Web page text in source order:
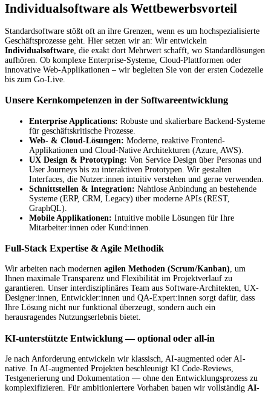
Individualsoftware als Wettbewerbsvorteil
Standardsoftware stößt oft an ihre Grenzen, wenn es um hochspezialisierte
Geschäftsprozesse geht. Hier setzen wir an: Wir entwickeln
Individualsoftware , die exakt dort Mehrwert schafft, wo Standardlösungen
aufhören. Ob komplexe Enterprise-Systeme, Cloud-Plattformen oder
innovative Web-Applikationen – wir begleiten Sie von der ersten Codezeile
bis zum Go-Live.
Unsere Kernkompetenzen in der Softwareentwicklung
Enterprise Applications: Robuste und skalierbare Backend-Systeme
für geschäftskritische Prozesse.
Web- & Cloud-Lösungen: Moderne, reaktive Frontend-
Applikationen und Cloud-Native Architekturen (Azure, AWS).
UX Design & Prototyping: Von Service Design über Personas und
User Journeys bis zu interaktiven Prototypen. Wir gestalten
Interfaces, die Nutzer:innen intuitiv verstehen und gerne verwenden.
Schnittstellen & Integration: Nahtlose Anbindung an bestehende
Systeme (ERP, CRM, Legacy) über moderne APIs (REST,
GraphQL).
Mobile Applikationen: Intuitive mobile Lösungen für Ihre
Mitarbeiter:innen oder Kund:innen.
Full-Stack Expertise & Agile Methodik
Wir arbeiten nach modernen agilen Methoden (Scrum/Kanban), um
Ihnen maximale Transparenz und Flexibilität im Projektverlauf zu
garantieren. Unser interdisziplinäres Team aus Software-Architekten, UX-
Designer:innen, Entwickler:innen und QA-Expert:innen sorgt dafür, dass
Ihre Lösung nicht nur funktional überzeugt, sondern auch ein
herausragendes Nutzungserlebnis bietet.
KI-unterstützte Entwicklung — optional oder all-in
Je nach Anforderung entwickeln wir klassisch, AI-augmented oder AI-
native. In AI-augmented Projekten beschleunigt KI Code-Reviews,
Testgenerierung und Dokumentation — ohne den Entwicklungsprozess zu
komplexifizieren. Für ambitioniertere Vorhaben bauen wir vollständig AI-